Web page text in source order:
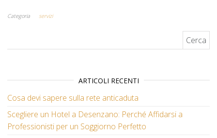
Categoria servizi
ARTICOLI RECENTI
Cosa devi sapere sulla rete anticaduta
Scegliere un Hotel a Desenzano: Perché Affidarsi a
Professionisti per un Soggiorno Perfetto